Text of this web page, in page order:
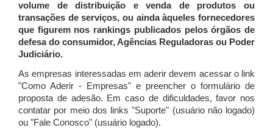
volume de distribuição e venda de produtos ou
transações de serviços, ou ainda àqueles fornecedores
que figurem nos rankings publicados pelos órgãos de
defesa do consumidor, Agências Reguladoras ou Poder
Judiciário.
As empresas interessadas em aderir devem acessar o link
"Como Aderir - Empresas" e preencher o formulário de
proposta de adesão. Em caso de dificuldades, favor nos
contatar por meio dos links "Suporte" (usuário não logado)
ou "Fale Conosco" (usuário logado).